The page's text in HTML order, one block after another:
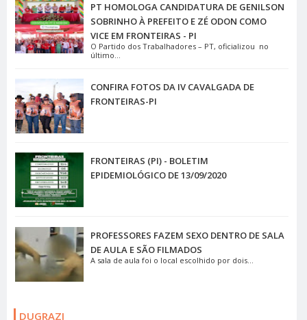
PT HOMOLOGA CANDIDATURA DE GENILSON
SOBRINHO À PREFEITO E ZÉ ODON COMO
VICE EM FRONTEIRAS - PI
O Partido dos Trabalhadores – PT, oficializou no
último...
CONFIRA FOTOS DA IV CAVALGADA DE
FRONTEIRAS-PI
FRONTEIRAS (PI) - BOLETIM
EPIDEMIOLÓGICO DE 13/09/2020
PROFESSORES FAZEM SEXO DENTRO DE SALA
DE AULA E SÃO FILMADOS
A sala de aula foi o local escolhido por dois...
DUGRAZI